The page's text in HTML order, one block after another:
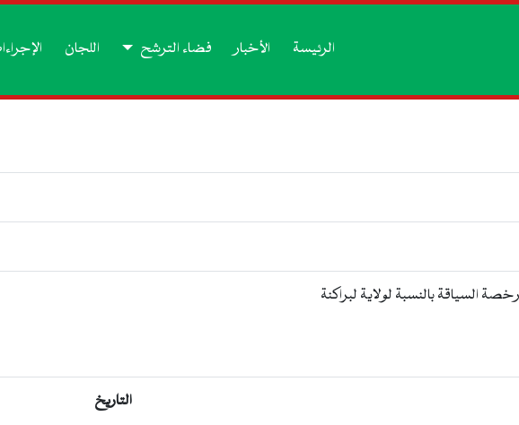
الرئيسة الأخبار فضاء الترشح اللجان
السياقة بالنسبة لولاية لبراكنة
التاريخ